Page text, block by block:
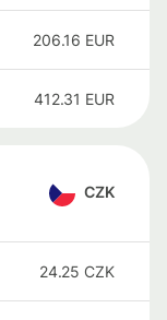
206.16 EUR
412.31 EUR
CZK
24.25 CZK